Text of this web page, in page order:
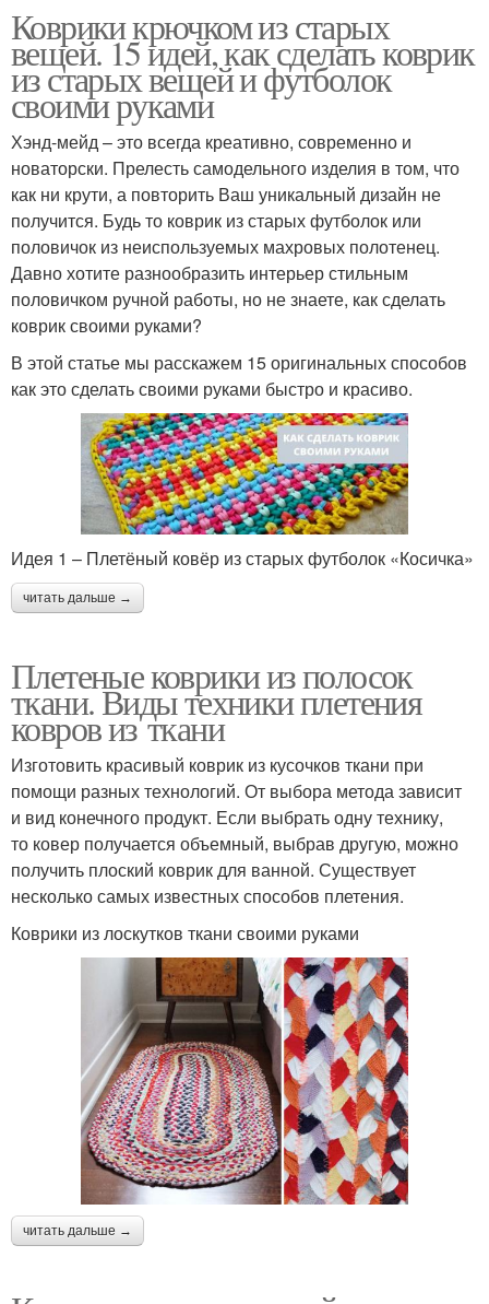
Коврики крючком из старых
вещей. 15 идей, как сделать коврик
из старых вещей и футболок
своими руками
Хэнд-мейд – это всегда креативно, современно и
новаторски. Прелесть самодельного изделия в том, что
как ни крути, а повторить Ваш уникальный дизайн не
получится. Будь то коврик из старых футболок или
половичок из неиспользуемых махровых полотенец.
Давно хотите разнообразить интерьер стильным
половичком ручной работы, но не знаете, как сделать
коврик своими руками?
В этой статье мы расскажем 15 оригинальных способов
как это сделать своими руками быстро и красиво.
Идея 1 – Плетёный ковёр из старых футболок «Косичка»
читать дальше →
Плетеные коврики из полосок
ткани. Виды техники плетения
ковров из ткани
Изготовить красивый коврик из кусочков ткани при
помощи разных технологий. От выбора метода зависит
и вид конечного продукт. Если выбрать одну технику,
то ковер получается объемный, выбрав другую, можно
получить плоский коврик для ванной. Существует
несколько самых известных способов плетения.
Коврики из лоскутков ткани своими руками
читать дальше →